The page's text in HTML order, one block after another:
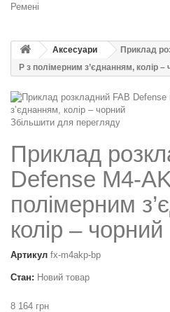
Ремені
Аксесуари
Приклад
P з полімерним з’єднанням, колір –
Збільшити для перегляду
Приклад
Defense M4-
полімерним
колір – чорний
Артикул fx-m4akp-bp
Стан: Новий товар
8 164 грн